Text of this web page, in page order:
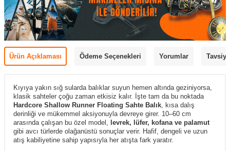
Ürün Açıklaması Ödeme Seçenekleri Yorumlar
Kıyıya yakın sığ sularda balıklar suyun hemen altında geziniyorsa,
klasik sahteler çoğu zaman etkisiz kalır. İşte tam da bu noktada
Hardcore Shallow Runner Floating Sahte Balık , kısa dalış
derinliği ve mükemmel aksiyonuyla devreye girer. 10–60 cm
arasında çalışan bu özel model, levrek, lüfer, kofana ve palamut
gibi avcı türlerde olağanüstü sonuçlar verir. Hafif, dengeli ve uzun
atış kabiliyetine sahip yapısıyla her atışta fark yaratır.